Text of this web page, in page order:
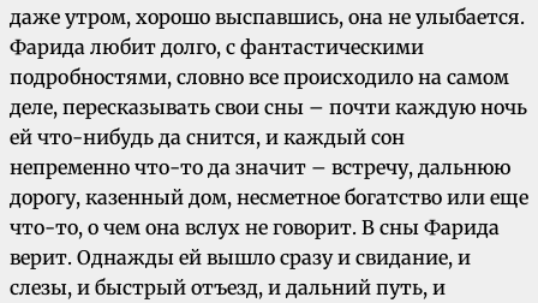
даже утром, хорошо выспавшись, она не улыбается.
Фарида любит долго, с фантастическими
подробностями, словно все происходило на самом
деле, пересказывать свои сны – почти каждую ночь
ей что-нибудь да снится, и каждый сон
непременно что-то да значит – встречу, дальнюю
дорогу, казенный дом, несметное богатство или еще
что-то, о чем она вслух не говорит. В сны Фарида
верит. Однажды ей вышло сразу и свидание, и
слезы, и быстрый отъезд, и дальний путь, и